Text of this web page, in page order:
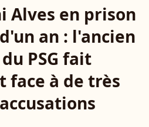
Alves en prison
an : l'ancien
PSG fait
face à de très